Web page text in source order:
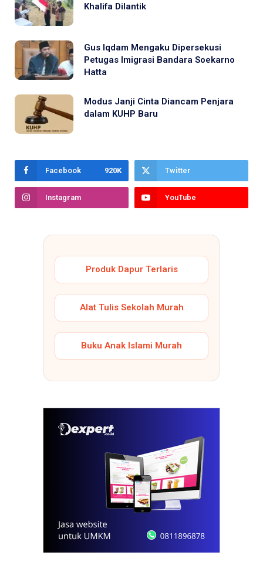
Khalifa Dilantik
Gus Iqdam Mengaku Dipersekusi
Petugas Imigrasi Bandara Soekarno
Hatta
Modus Janji Cinta Diancam Penjara
dalam KUHP Baru
Facebook 920K Twitter
Instagram YouTube
Produk Dapur Terlaris
Alat Tulis Sekolah Murah
Buku Anak Islami Murah